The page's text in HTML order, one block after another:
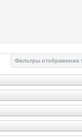
Фильтры отображения